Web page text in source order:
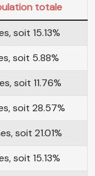
totale
soit 15.13%
soit 5.88%
soit 11.76%
soit 28.57%
soit 21.01%
soit 15.13%